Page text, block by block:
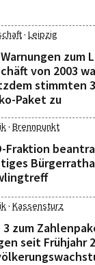
· Leipzig
zum
von 2003
stimmten
Paket zu
· Brennpunkt
Fraktion
· Kassensturz
3 zum
seit Frühjahr